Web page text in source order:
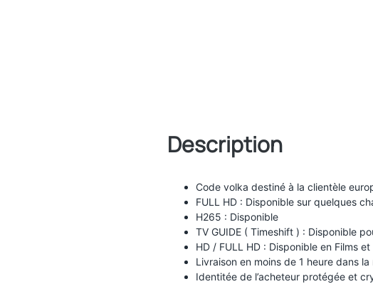
Description
Code volka destiné à la clientèle
FULL HD : Disponible sur quelques
H265 : Disponible
TV GUIDE ( Timeshift ) : Disponible
HD / FULL HD : Disponible en Films et
Livraison en moins de 1 heure dans
Identitée de l’acheteur protégée et